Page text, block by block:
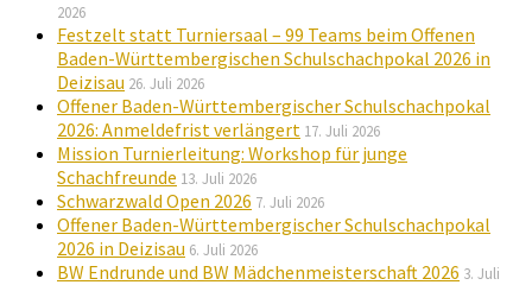
2026
Festzelt statt Turniersaal – 99 Teams beim Offenen
Baden-Württembergischen Schulschachpokal 2026 in
Deizisau 26. Juli 2026
Offener Baden-Württembergischer Schulschachpokal
2026: Anmeldefrist verlängert 17. Juli 2026
Mission Turnierleitung: Workshop für junge
Schachfreunde 13. Juli 2026
Schwarzwald Open 2026 7. Juli 2026
Offener Baden-Württembergischer Schulschachpokal
2026 in Deizisau 6. Juli 2026
BW Endrunde und BW Mädchenmeisterschaft 2026 3. Juli